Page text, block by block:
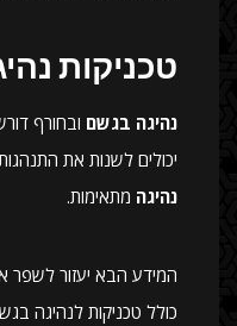
טכניקות
נהיגה בגשם ובחורף
יכולים לשנות את
נהיגה מתאימות.
המידע הבא יעזור לשפר
כולל טכניקות לנהיגה